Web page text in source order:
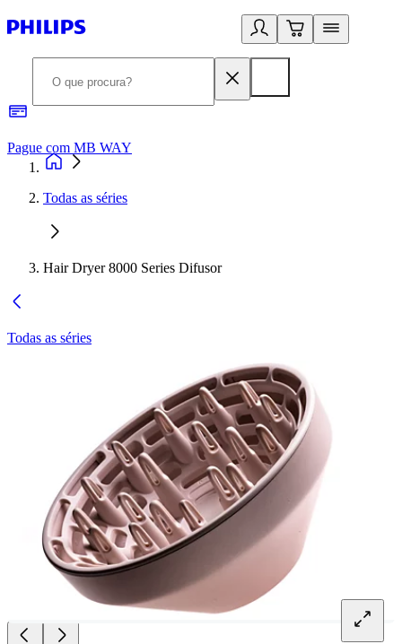
Pague com MB WAY
Todas as séries
Hair Dryer 8000 Series Difusor
Todas as séries